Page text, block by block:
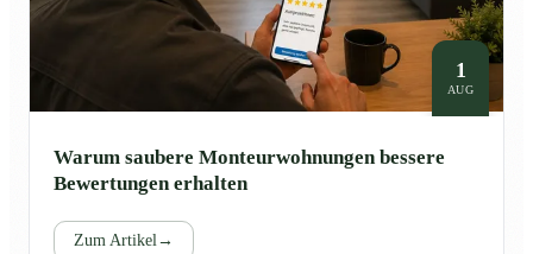
1
AUG
Warum saubere Monteurwohnungen bessere
Bewertungen erhalten
Zum Artikel →